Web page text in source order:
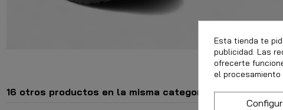
16 otros productos en la misma categoría:
Esta tienda te
publicidad. Las
ofrecerte
el